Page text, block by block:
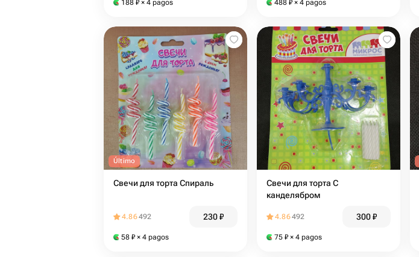
188 ₽ × 4 pagos 488 ₽ × 4 pagos
Último
Свечи для торта Спираль
4.86492 230₽
58 ₽ × 4 pagos
Свечи для торта С
канделябром
4.86492 300₽
75 ₽ × 4 pagos